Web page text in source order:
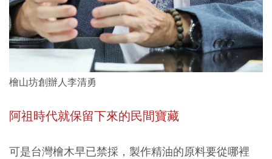
檜山坊創辦人李清勇
阿祖時代就保留下來的民間寶藏
可是台灣檜木早已禁採，製作精油的原料要從哪裡